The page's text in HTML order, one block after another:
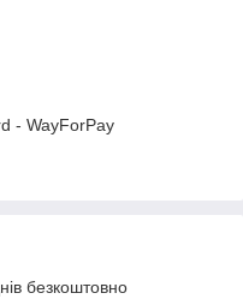
- WayForPay
безкоштовно